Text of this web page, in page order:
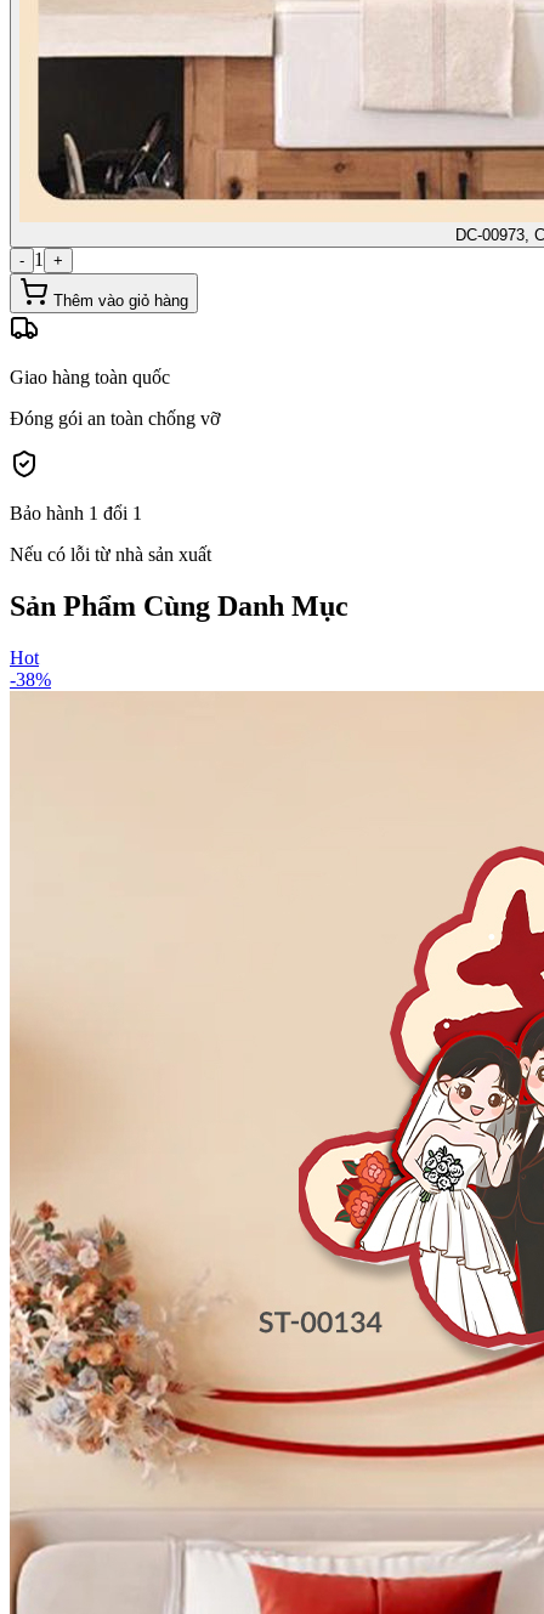
DC-00973,
- 1 +
Thêm vào giỏ hàng
Giao hàng toàn quốc
Đóng gói an toàn chống vỡ
Bảo hành 1 đổi 1
Nếu có lỗi từ nhà sản xuất
Sản Phẩm Cùng Danh Mục
Hot
-38%